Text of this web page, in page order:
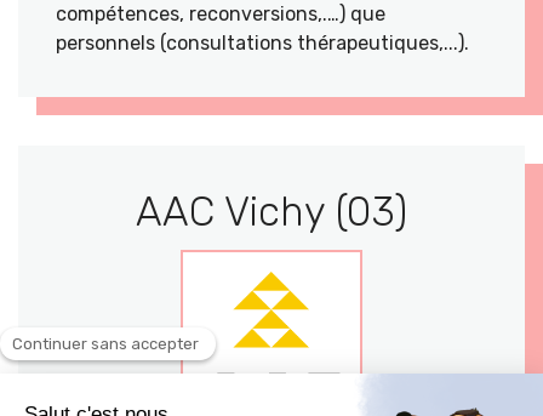
compétences, reconversions,.…) que
personnels (consultations thérapeutiques,...).
AAC Vichy (03)